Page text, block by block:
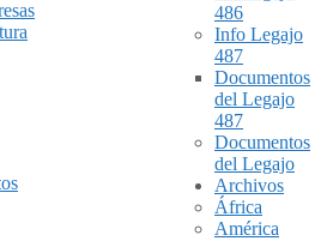
486
Info Legajo
487
Documentos
del Legajo
487
Documentos
del Legajo
Archivos
África
América